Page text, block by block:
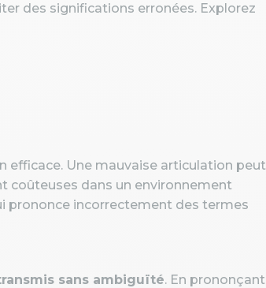
des significations erronées. Explorez
efficace. Une mauvaise articulation peut
coûteuses dans un environnement
prononce incorrectement des termes
sans ambiguïté. En prononçant